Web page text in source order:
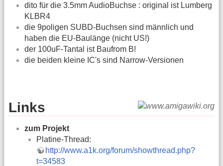
dito für die 3.5mm AudioBuchse : original ist Lumberg
KLBR4
die 9poligen SUBD-Buchsen sind männlich und
haben die EU-Baulänge (nicht US!)
der 100uF-Tantal ist Baufrom B!
die beiden kleine IC's sind Narrow-Versionen
Links
zum Projekt
Platine-Thread:
http://www.a1k.org/forum/showthread.php?
t=34583